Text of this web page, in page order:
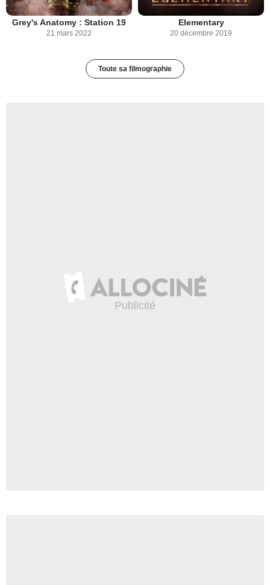
Grey's Anatomy : Station 19
21 mars 2022
Elementary
20 décembre 2019
Toute sa filmographie